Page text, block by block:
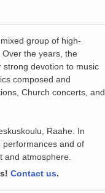
group of high-
the years, the
devotion to music
composed and
Church concerts, and
Raahe. In
and of
and atmosphere.
Contact us.